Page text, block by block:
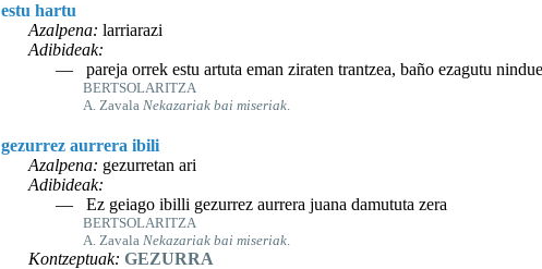
estu hartu
Azalpena: larriarazi
Adibideak:
— pareja orrek estu artuta eman ziraten trantzea, baño ezagutu
BERTSOLARITZA
A. Zavala Nekazariak bai miseriak.
gezurrez aurrera ibili
Azalpena: gezurretan ari
Adibideak:
— Ez geiago ibilli gezurrez aurrera juana damututa zera
BERTSOLARITZA
A. Zavala Nekazariak bai miseriak.
Kontzeptuak: GEZURRA